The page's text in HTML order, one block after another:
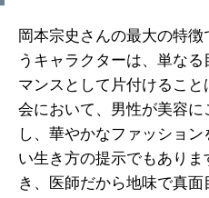
岡本宗史さんの最大の特
うキャラクターは、単な
マンスとして片付けるこ
会において、男性が美容
し、華やかなファッショ
い生き方の提示でもあり
き、医師だから地味で真